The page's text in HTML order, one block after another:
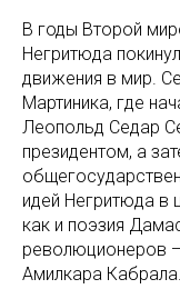
В годы Второй
Негритюда
движения в мир.
Мартиника, где
Леопольд Седар
президентом, а
идей Негритюда в
как и поэзия
революционеров
Амилкара Кабрала.